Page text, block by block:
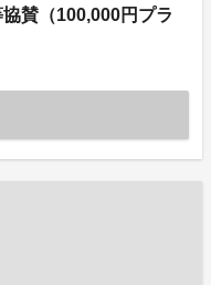
賛（100,000円プラ